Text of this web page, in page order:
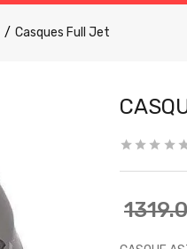
Casques Full Jet